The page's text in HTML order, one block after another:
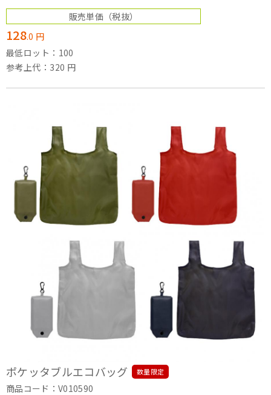
販売単価 （税抜）
128.0 円
最低ロット：100
参考上代：320 円
ポケッタブルエコバッグ 数量限定
商品コード：V010590